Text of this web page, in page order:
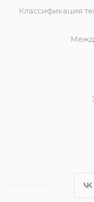
Классификация